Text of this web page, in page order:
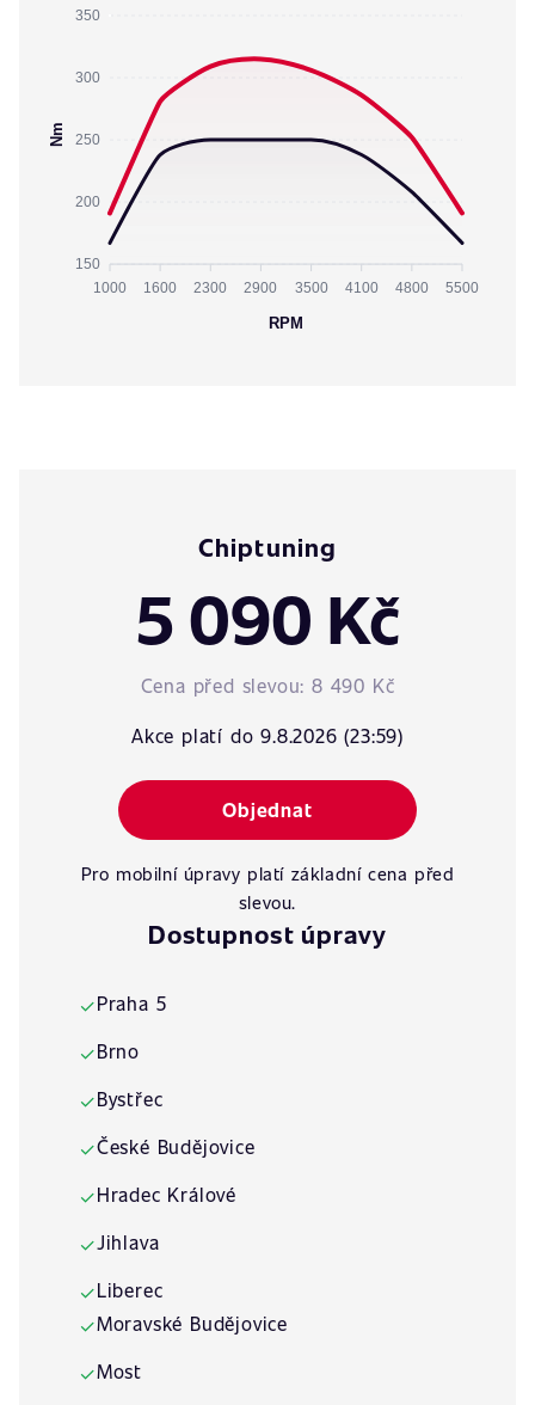
350
300
250
200
150
Nm
1000 1600 2300 2900 3500 4100 4800 5500
RPM
Chiptuning
5 090 Kč
Cena před slevou: 8 490 Kč
Akce platí do 9.8.2026 (23:59)
Objednat
Pro mobilní úpravy platí základní cena před
slevou.
Dostupnost úpravy
✓Praha 5
✓Brno
✓Bystřec
✓České Budějovice
✓Hradec Králové
✓Jihlava
✓Liberec
✓Moravské Budějovice
✓Most